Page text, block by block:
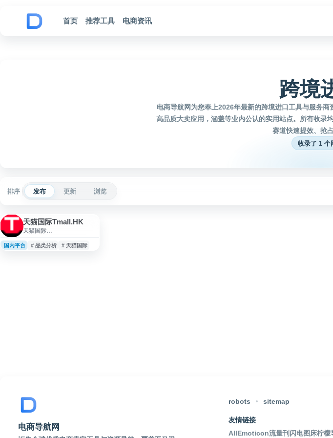
首页
推荐工具 电商资讯
跨境
电商导航网为您奉上2026年最新的跨境进口工具与服务
高品质大卖应用，涵盖等业内公认的实用站点。所有收录
赛道快速提效、抢
收录了 1 个
排序 发布 更新 浏览
天猫国际Tmall.HK
天猫国际
是阿里巴巴旗下跨境进口零
售平台的官方入口，主要面
国内平台 # 品类分析 # 天猫国际
电商导航网
robots sitemap
友情链接
AllEmoticon流量刊 闪电图床柠檬